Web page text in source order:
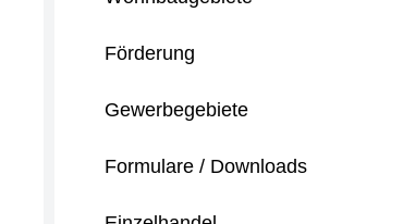
Förderung
Gewerbegebiete
Formulare / Downloads